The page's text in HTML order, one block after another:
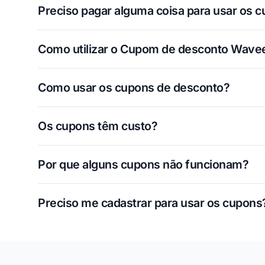
Preciso pagar alguma coisa para usar os
Como utilizar o Cupom de desconto
Como usar os cupons de desconto?
Os cupons têm custo?
Por que alguns cupons não funcionam?
Preciso me cadastrar para usar os